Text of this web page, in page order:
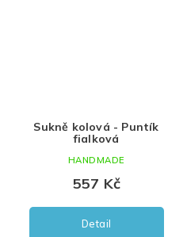
Sukně kolová - Puntík
fialková
557 Kč
Detail
HANDMADE